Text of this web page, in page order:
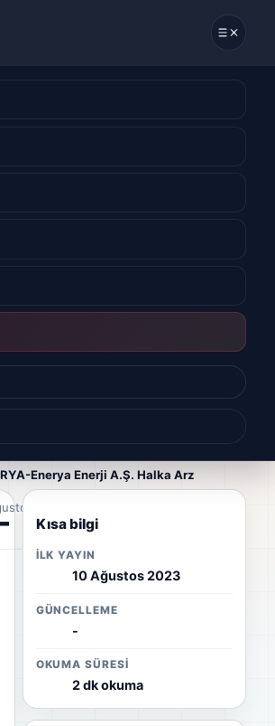
Enerya Enerji A.Ş. Halka Arz
2023
Kısa bilgi
İLK YAYIN
10 Ağustos 2023
GÜNCELLEME
-
OKUMA SÜRESI
2 dk okuma